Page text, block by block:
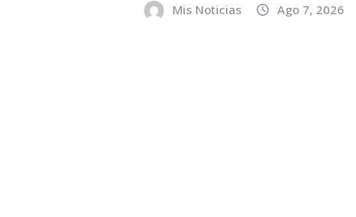
Mis Noticias Ago 7, 2026